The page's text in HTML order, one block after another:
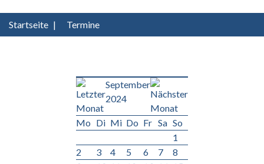
Startseite | Termine
September
2024
Mo Di Mi Do Fr Sa So
1
2
3 4 5 6 7
8